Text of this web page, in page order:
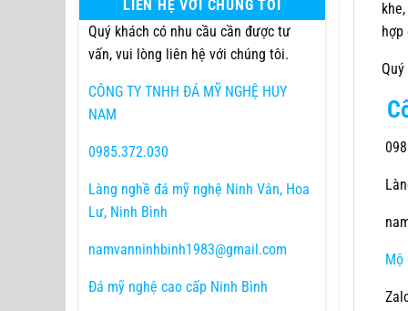
LIÊN HỆ VỚI CHÚNG TÔI
Quý khách có nhu cầu cần được tư
vấn, vui lòng liên hệ với chúng tôi.
CÔNG TY TNHH ĐÁ MỸ NGHỆ HUY
NAM
0985.372.030
Làng nghề đá mỹ nghệ Ninh Vân, Hoa
Lư, Ninh Bình
namvanninhbinh1983@gmail.com
Đá mỹ nghệ cao cấp Ninh Bình
hợp
Mộ